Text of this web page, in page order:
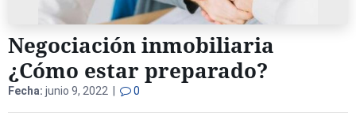
Negociación inmobiliaria
¿Cómo estar preparado?
Fecha: junio 9, 2022 | 0